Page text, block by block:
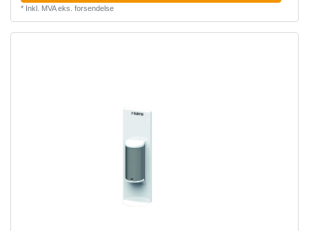
* Inkl. MVAeks. forsendelse